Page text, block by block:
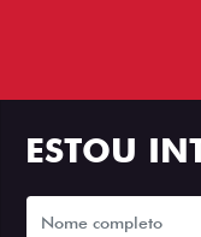
ESTOU